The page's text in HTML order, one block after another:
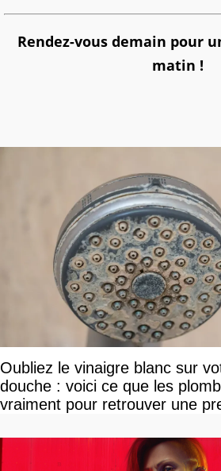
Rendez-vous demain pour
matin !
Oubliez le vinaigre blanc sur
douche : voici ce que les
vraiment pour retrouver une